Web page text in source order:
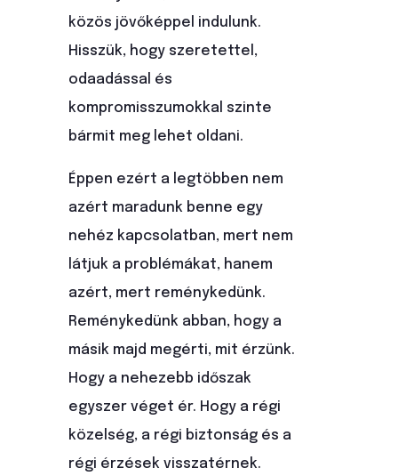
közös jövőképpel indulunk.
Hisszük, hogy szeretettel,
odaadással és
kompromisszumokkal szinte
bármit meg lehet oldani.
Éppen ezért a legtöbben nem
azért maradunk benne egy
nehéz kapcsolatban, mert nem
látjuk a problémákat, hanem
azért, mert reménykedünk.
Reménykedünk abban, hogy a
másik majd megérti, mit érzünk.
Hogy a nehezebb időszak
egyszer véget ér. Hogy a régi
közelség, a régi biztonság és a
régi érzések visszatérnek.